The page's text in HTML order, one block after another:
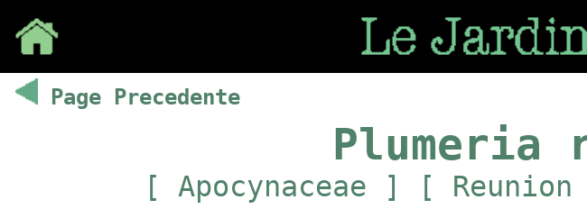
Page Precedente
Plumeria
[ Apocynaceae ] [